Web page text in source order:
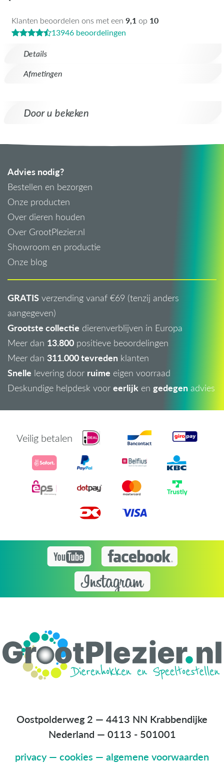
Details
Afmetingen
Klanten beoordelen ons met een 9,1 op 10
13946 beoordelingen
Door u bekeken
Advies nodig?
Bestellen en bezorgen
Onze producten
Over dieren houden
Over GrootPlezier.nl
Showroom en productie
Onze blog
GRATIS verzending vanaf €69 (tenzij anders
aangegeven)
Grootste collectie dierenverblijven in Europa
Meer dan 13.800 positieve beoordelingen
Meer dan 311.000 tevreden klanten
Snelle levering door ruime eigen voorraad
Deskundige helpdesk voor eerlijk en gedegen advies
Veilig betalen
Oostpolderweg 2 — 4413 NN Krabbendijke
Nederland — 0113 - 501001
privacy— cookies — algemene voorwaarden